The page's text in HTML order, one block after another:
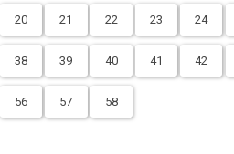
20 21 22 23 24
38 39 40 41 42
56 57 58